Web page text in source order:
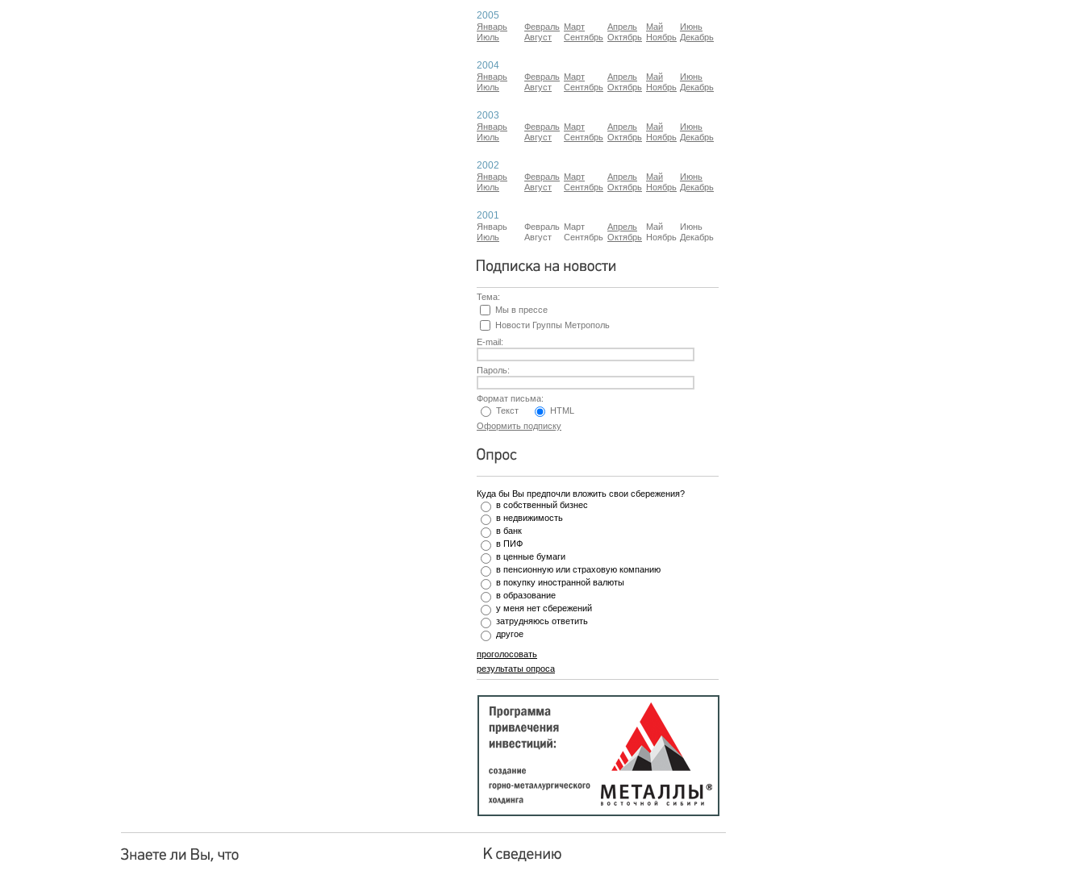
2005
Январь Февраль Март Апрель Май
Июнь
Июль
Август Сентябрь Октябрь Ноябрь Декабрь
2004
Январь Февраль Март Апрель Май
Июнь
Июль
Август Сентябрь Октябрь Ноябрь Декабрь
2003
Январь Февраль Март Апрель Май
Июнь
Июль
Август Сентябрь Октябрь Ноябрь Декабрь
2002
Январь Февраль Март Апрель Май
Июнь
Июль
Август Сентябрь Октябрь Ноябрь Декабрь
2001
Январь Февраль Март Апрель Май
Июнь
Июль
Август Сентябрь Октябрь Ноябрь Декабрь
Тема:
Мы в прессе
Новости Группы Метрополь
E-mail:
Пароль:
Формат письма:
Текст
HTML
Оформить подписку
Куда бы Вы предпочли вложить свои сбережения?
в собственный бизнес
в недвижимость
в банк
в ПИФ
в ценные бумаги
в пенсионную или страховую компанию
в покупку иностранной валюты
в образование
у меня нет сбережений
затрудняюсь ответить
другое
проголосовать
результаты опроса